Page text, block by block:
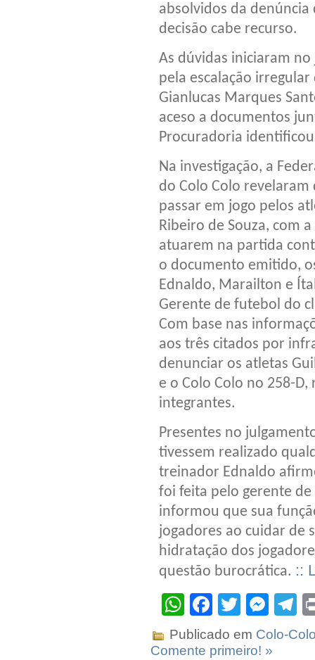
absolvidos da
decisão cabe recurso.
As dúvidas iniciaram
pela escalação
Gianlucas Marques
aceso a documentos
Procuradoria
Na investigação, a
do Colo Colo
passar em jogo pelos
Ribeiro de Souza, com
atuarem na partida
o documento emitido,
Ednaldo, Marailton e
Gerente de futebol do
Com base nas
aos três citados por
denunciar os atletas
e o Colo Colo no 258-
integrantes.
Presentes no
tivessem realizado
treinador Ednaldo
foi feita pelo gerente
informou que sua
jogadores ao cuidar de
hidratação dos
questão burocrática. ::
WhatsApp
Facebook
Twitter
Publicado em Colo-
Comente primeiro! »